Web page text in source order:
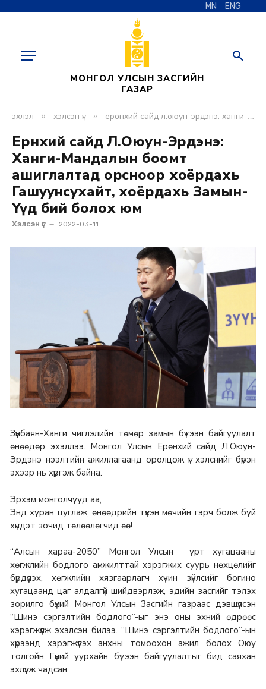
MN ENG
МОНГОЛ УЛСЫН ЗАСГИЙН
ГАЗАР
эхлэл » хэлсэн үг » ерөнхий сайд л.оюун-эрдэнэ: ханги-мандалын боомт ашиглалтад орсноор хоёрдахь гашуунсухайт, хоёрдахь замын-үүд бий болох юм
Ерөнхий сайд Л.Оюун-Эрдэнэ:
Ханги-Мандалын боомт
ашиглалтад орсноор хоёрдахь
Гашуунсухайт, хоёрдахь Замын-
Үүд бий болох юм
Хэлсэн үг 2022-03-11
Зүүнбаян-Ханги чиглэлийн төмөр замын бүтээн байгуулалт
өнөөдөр эхэллээ. Монгол Улсын Ерөнхий сайд Л.Оюун-
Эрдэнэ нээлтийн ажиллагаанд оролцож үг хэлснийг бүрэн
эхээр нь хүргэж байна.
Эрхэм монголчууд аа,
Энд хуран цуглаж, өнөөдрийн түүхэн мөчийн гэрч болж буй
хүндэт зочид төлөөлөгчид өө!
“Алсын хараа-2050” Монгол Улсын урт хугацааны
хөгжлийн бодлого амжилттай хэрэгжих суурь нөхцөлийг
бүрдүүлэх, хөгжлийн хязгаарлагч хүчин зүйлсийг богино
хугацаанд цаг алдалгүй шийдвэрлэж, эдийн засгийг тэлэх
зорилго бүхий Монгол Улсын Засгийн газраас дэвшүүлсэн
“Шинэ сэргэлтийн бодлого”-ыг энэ оны эхний өдрөөс
хэрэгжүүлж эхэлсэн билээ. “Шинэ сэргэлтийн бодлого”-ын
хүрээнд хэрэгжүүлэх анхны томоохон ажил болох Оюу
толгойн Гүний уурхайн бүтээн байгуулалтыг бид саяхан
эхлүүлж чадсан.